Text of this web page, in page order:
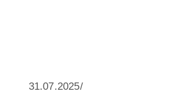
31.07.2025/